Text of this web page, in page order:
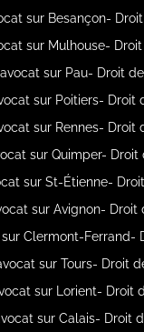
sur Besançon-
sur Mulhouse-
sur Pau- Droit
sur Poitiers- Droit
sur Rennes- Droit
sur Quimper- Droit
sur St-Étienne-
sur Avignon- Droit
Clermont-Ferrand-
sur Tours- Droit
sur Lorient- Droit
sur Calais- Droit